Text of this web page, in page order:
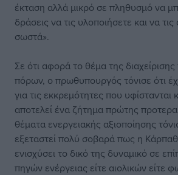
έκταση αλλά μικρό σε πληθυσμό να
δράσεις να τις υλοποιήσετε και να τις
σωστά».
Σε ότι αφορά το θέμα της
πόρων, ο πρωθυπουργός τόνισε ότι
για τις εκκρεμότητες που υφίστανται
αποτελεί ένα ζήτημα πρώτης
θέματα ενεργειακής αξιοποίησης
εξεταστεί πολύ σοβαρά πως η
ενισχύσει το δικό της δυναμικό σε
πηγών ενέργειας είτε αιολικών είτε